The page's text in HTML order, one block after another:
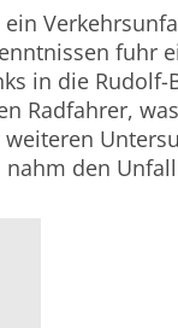
fuhr
in die Rudolf-
Radfahrer,
nahm den